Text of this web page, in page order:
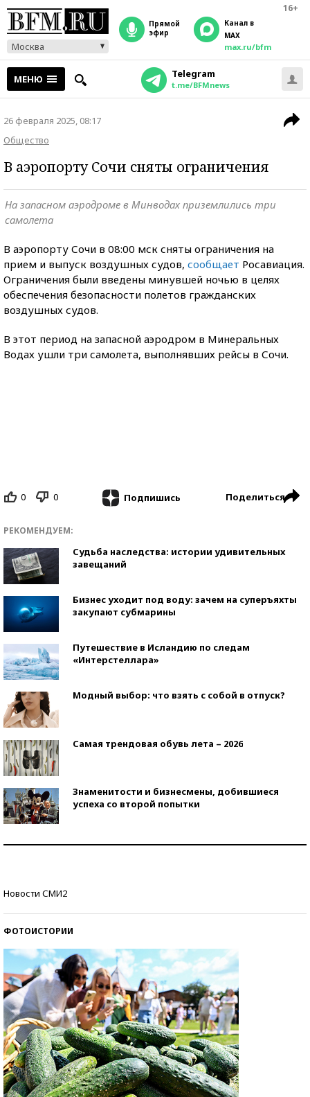
16+
Москва
прямой
эфир
Канал в
MAX
max.ru/bfm
МЕНЮ Telegram
t.me/BFMnews
26 февраля 2025, 08:17
Общество
В аэропорту Сочи сняты ограничения
На запасном аэродроме в Минводах приземлились три
самолета
В аэропорту Сочи в 08:00 мск сняты ограничения на
прием и выпуск воздушных судов, сообщает Росавиация.
Ограничения были введены минувшей ночью в целях
обеспечения безопасности полетов гражданских
воздушных судов.
В этот период на запасной аэродром в Минеральных
Водах ушли три самолета, выполнявших рейсы в Сочи.
0 0 Подпишись Поделиться
РЕКОМЕНДУЕМ:
Судьба наследства: истории удивительных
завещаний
Бизнес уходит под воду: зачем на суперъяхты
закупают субмарины
Путешествие в Исландию по следам
«Интерстеллара»
Модный выбор: что взять с собой в отпуск?
Самая трендовая обувь лета – 2026
Знаменитости и бизнесмены, добившиеся
успеха со второй попытки
Новости СМИ2
ФОТОИСТОРИИ